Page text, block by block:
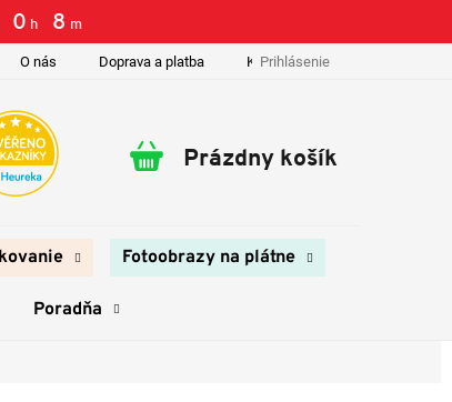
0 h 8 m
O nás Doprava a platba Kontakty
Prihlásenie
Nákupný
Prázdny košík
Fotoobrazy na plátne
Poradňa